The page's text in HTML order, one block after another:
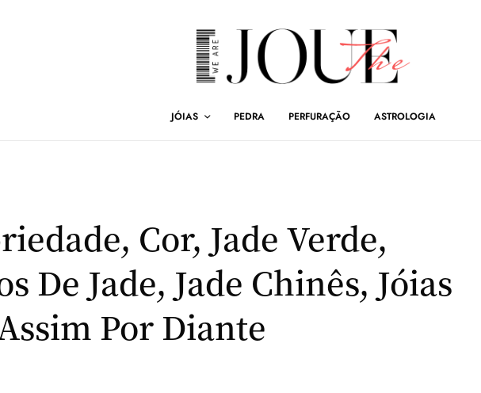
JÓIAS PEDRA PERFURAÇÃO ASTROLOGIA
Cor, Jade Verde,
De Jade, Jade Chinês, Jóias
Por Diante